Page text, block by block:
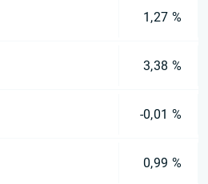
1,27 %
3,38 %
-0,01 %
0,99 %